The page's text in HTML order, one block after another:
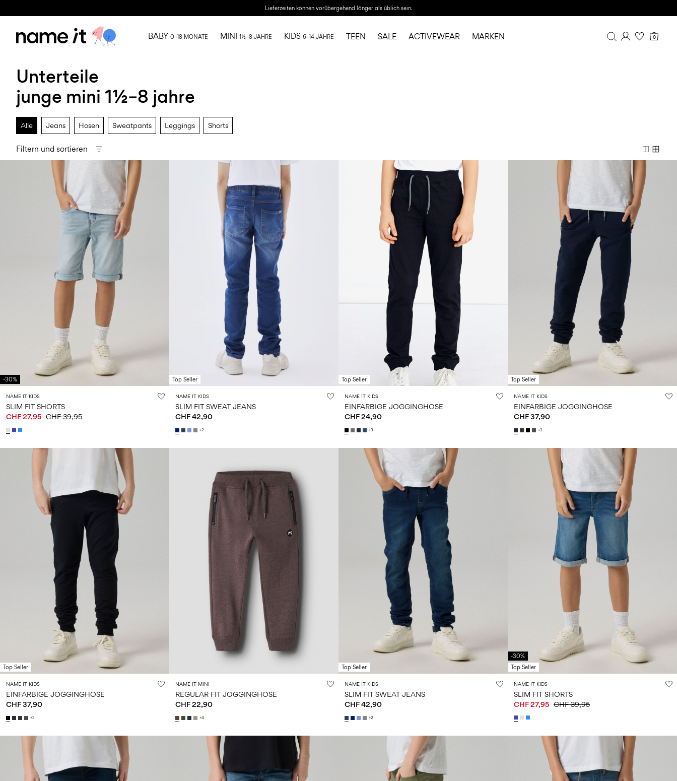
Lieferzeiten können vorübergehend länger als üblich sein.
0
BABY 0–18 MONATE MINI 1½–8 JAHRE KIDS 6–14 JAHRE TEEN SALE ACTIVEWEAR MARKEN
Unterteile
junge mini 1½–8 jahre
Alle Jeans Hosen Sweatpants Leggings Shorts
Filtern und sortieren
-30%
NAME IT KIDS
SLIM FIT SHORTS
CHF 27,95 CHF 39,95
Top Seller
NAME IT KIDS
SLIM FIT SWEAT JEANS
CHF 42,90
+2
Top Seller
NAME IT KIDS
EINFARBIGE JOGGINGHOSE
CHF 24,90
+3
Top Seller
NAME IT KIDS
EINFARBIGE JOGGINGHOSE
CHF 37,90
+3
Top Seller
NAME IT KIDS
EINFARBIGE JOGGINGHOSE
CHF 37,90
+3
NAME IT MINI
REGULAR FIT JOGGINGHOSE
CHF 22,90
+4
Top Seller
NAME IT KIDS
SLIM FIT SWEAT JEANS
CHF 42,90
+2
-30%
Top Seller
NAME IT KIDS
SLIM FIT SHORTS
CHF 27,95 CHF 39,95